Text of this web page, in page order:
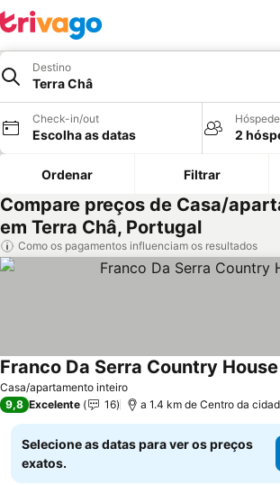
Destino
Terra Châ
Check-in/out
Escolha as datas 2
Ordenar Filtrar
Compare preços de Casa/
em Terra Châ, Portugal
Como os pagamentos influenciam os resultados
Casa/apartamento inteiro
Franco Da Serra Country House
9,8 Excelente 16 a 1.4 km de Centro da
Selecione as datas para ver os preços
exatos.